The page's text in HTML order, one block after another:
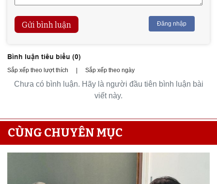
Gửi bình luận Đăng nhập
Bình luận tiêu biểu (0)
Sắp xếp theo lượt thích | Sắp xếp theo ngày
Chưa có bình luận. Hãy là người đầu tiên bình luận bài
viết này.
CÙNG CHUYÊN MỤC